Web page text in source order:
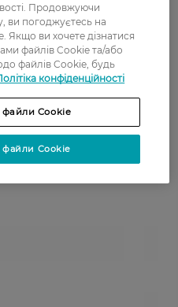
Продовжуючи
ви погоджуєтесь на
Якщо ви хочете дізнатися
файлів Cookie та/або
файлів Cookie, будь
конфіденційності
файли Cookie
файли Cookie